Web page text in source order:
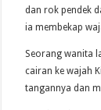
dan rok pendek
ia membekap
Seorang wanita
cairan ke wajah
tangannya dan